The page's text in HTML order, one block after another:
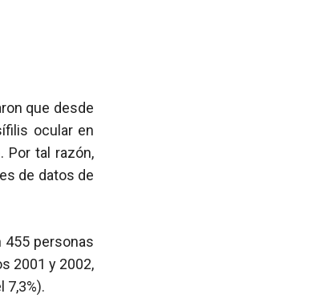
que desde
ocular en
Por tal razón,
de datos de
455 personas
2001 y 2002,